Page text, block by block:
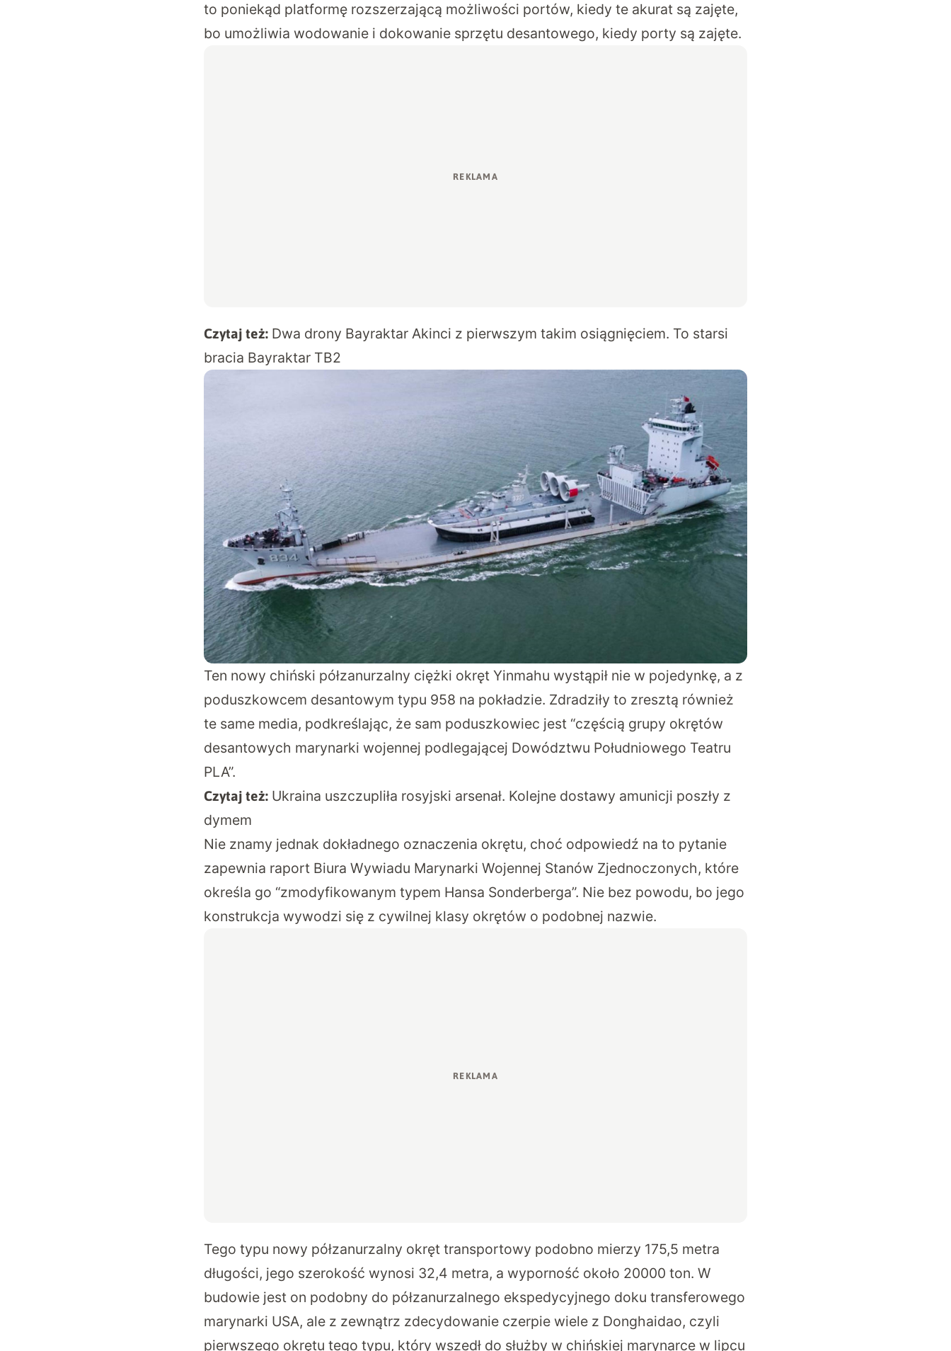
to poniekąd platformę rozszerzającą możliwości portów, kiedy te akurat są zajęte,
bo umożliwia wodowanie i dokowanie sprzętu desantowego, kiedy porty są zajęte.
Czytaj też: Dwa drony Bayraktar Akinci z pierwszym takim osiągnięciem. To starsi
bracia Bayraktar TB2
Ten nowy chiński półzanurzalny ciężki okręt Yinmahu wystąpił nie w pojedynkę, a z
poduszkowcem desantowym typu 958 na pokładzie. Zdradziły to zresztą również
te same media, podkreślając, że sam poduszkowiec jest “częścią grupy okrętów
desantowych marynarki wojennej podlegającej Dowództwu Południowego Teatru
PLA”.
Czytaj też: Ukraina uszczupliła rosyjski arsenał. Kolejne dostawy amunicji poszły z
dymem
Nie znamy jednak dokładnego oznaczenia okrętu, choć odpowiedź na to pytanie
zapewnia raport Biura Wywiadu Marynarki Wojennej Stanów Zjednoczonych, które
określa go “zmodyfikowanym typem Hansa Sonderberga”. Nie bez powodu, bo jego
konstrukcja wywodzi się z cywilnej klasy okrętów o podobnej nazwie.
Tego typu nowy półzanurzalny okręt transportowy podobno mierzy 175,5 metra
długości, jego szerokość wynosi 32,4 metra, a wyporność około 20000 ton. W
budowie jest on podobny do półzanurzalnego ekspedycyjnego doku transferowego
marynarki USA, ale z zewnątrz zdecydowanie czerpie wiele z Donghaidao, czyli
pierwszego okrętu tego typu, który wszedł do służby w chińskiej marynarce w lipcu